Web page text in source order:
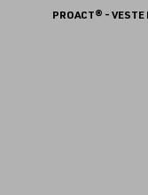
PROACT® - VESTE